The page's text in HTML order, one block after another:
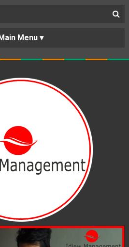
BERANDA
PORTOFOLIO
KARIR
KERJASAMA
LAYANAN